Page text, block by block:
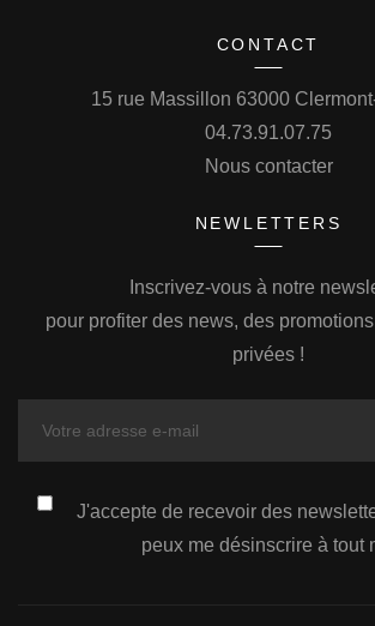
CONTACT
15 rue Massillon 63000
04.73.91.07.75
Nous contacter
NEWLETTERS
Inscrivez-vous à notre
pour profiter des news, des
privées !
J'accepte de recevoir des
peux me désinscrire à tout